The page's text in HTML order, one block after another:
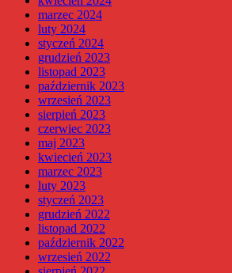
marzec 2024
luty 2024
styczeń 2024
grudzień 2023
listopad 2023
październik 2023
wrzesień 2023
sierpień 2023
czerwiec 2023
maj 2023
kwiecień 2023
marzec 2023
luty 2023
styczeń 2023
grudzień 2022
listopad 2022
październik 2022
wrzesień 2022